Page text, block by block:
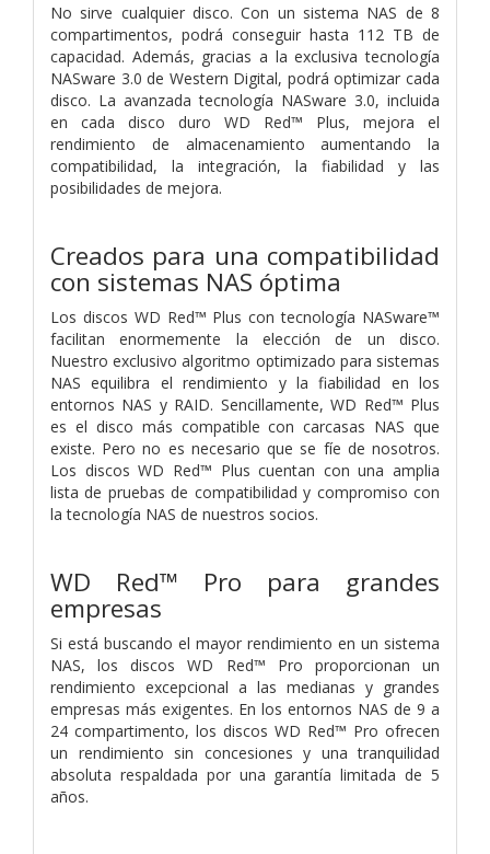
No sirve cualquier disco. Con un sistema NAS de 8
compartimentos, podrá conseguir hasta 112 TB de
capacidad. Además, gracias a la exclusiva tecnología
NASware 3.0 de Western Digital, podrá optimizar cada
disco. La avanzada tecnología NASware 3.0, incluida
en cada disco duro WD Red™ Plus, mejora el
rendimiento de almacenamiento aumentando la
compatibilidad, la integración, la fiabilidad y las
posibilidades de mejora.
Creados para una compatibilidad
con sistemas NAS óptima
Los discos WD Red™ Plus con tecnología NASware™
facilitan enormemente la elección de un disco.
Nuestro exclusivo algoritmo optimizado para sistemas
NAS equilibra el rendimiento y la fiabilidad en los
entornos NAS y RAID. Sencillamente, WD Red™ Plus
es el disco más compatible con carcasas NAS que
existe. Pero no es necesario que se fíe de nosotros.
Los discos WD Red™ Plus cuentan con una amplia
lista de pruebas de compatibilidad y compromiso con
la tecnología NAS de nuestros socios.
WD Red™ Pro para grandes
empresas
Si está buscando el mayor rendimiento en un sistema
NAS, los discos WD Red™ Pro proporcionan un
rendimiento excepcional a las medianas y grandes
empresas más exigentes. En los entornos NAS de 9 a
24 compartimento, los discos WD Red™ Pro ofrecen
un rendimiento sin concesiones y una tranquilidad
absoluta respaldada por una garantía limitada de 5
años.